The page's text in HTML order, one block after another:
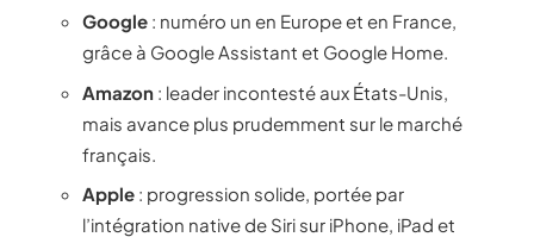
Google : numéro un en Europe et en France,
grâce à Google Assistant et Google Home.
Amazon : leader incontesté aux États-Unis,
mais avance plus prudemment sur le marché
français.
Apple : progression solide, portée par
l’intégration native de Siri sur iPhone, iPad et